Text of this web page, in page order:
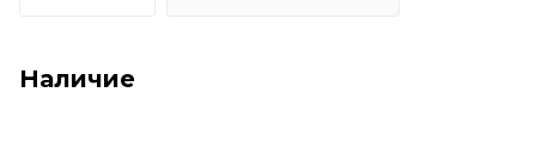
Наличие